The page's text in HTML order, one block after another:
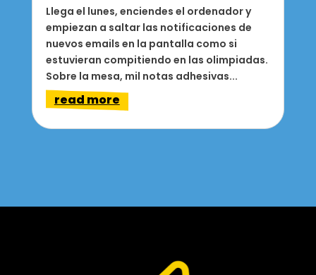
Llega el lunes, enciendes el ordenador y
empiezan a saltar las notificaciones de
nuevos emails en la pantalla como si
estuvieran compitiendo en las olimpiadas.
Sobre la mesa, mil notas adhesivas...
read more